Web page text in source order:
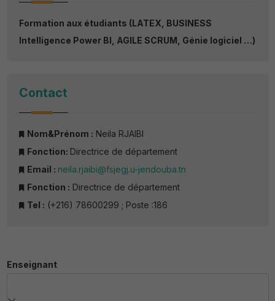
Formation aux étudiants (LATEX, BUSINESS
Intelligence Power BI, AGILE SCRUM, Génie logiciel …)
Contact
Nom&Prénom : Neila RJAIBI
Fonction: Directrice de département
Email : neila.rjaibi@fsjegj.u-jendouba.tn
Fonction : Directrice de département
Tel : (+216) 78600299 ; Poste :186
Enseignant